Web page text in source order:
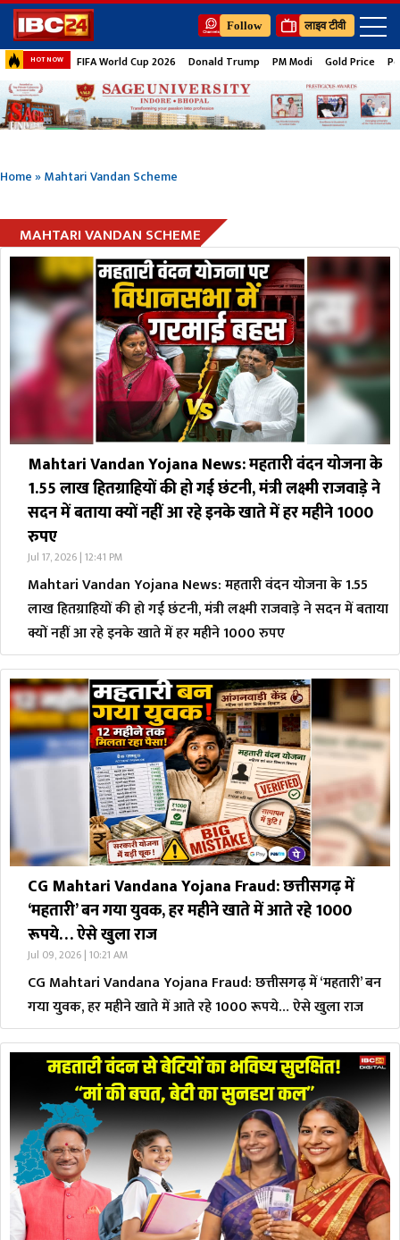
Follow लाइव टीवी
HOT NOW FIFA World Cup 2026 Donald Trump PM Modi Gold Price
Home»Mahtari Vandan Scheme
MAHTARI VANDAN SCHEME
Mahtari Vandan Yojana News: महतारी वंदन योजना के
1.55 लाख हितग्राहियों की हो गई छंटनी, मंत्री लक्ष्मी राजवाड़े ने
सदन में बताया क्यों नहीं आ रहे इनके खाते में हर महीने 1000
रुपए
Jul 17, 2026 | 12:41 PM
Mahtari Vandan Yojana News: महतारी वंदन योजना के 1.55
लाख हितग्राहियों की हो गई छंटनी, मंत्री लक्ष्मी राजवाड़े ने सदन में बताया
क्यों नहीं आ रहे इनके खाते में हर महीने 1000 रुपए
CG Mahtari Vandana Yojana Fraud: छत्तीसगढ़ में
‘महतारी’ बन गया युवक, हर महीने खाते में आते रहे 1000
रूपये… ऐसे खुला राज
Jul 09, 2026 | 10:21 AM
CG Mahtari Vandana Yojana Fraud: छत्तीसगढ़ में ‘महतारी’ बन
गया युवक, हर महीने खाते में आते रहे 1000 रूपये… ऐसे खुला राज